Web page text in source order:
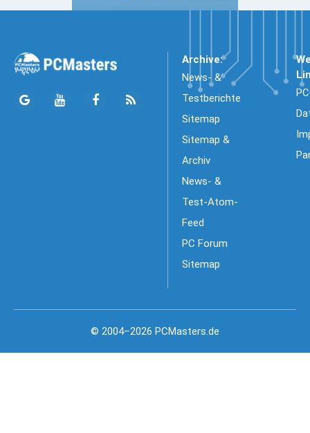
Archive:
News- &
Testberichte
Sitemap
Sitemap &
Archiv
News- &
Test-Atom-
Feed
PC Forum
Sitemap
© 2004–2026 PCMasters.de